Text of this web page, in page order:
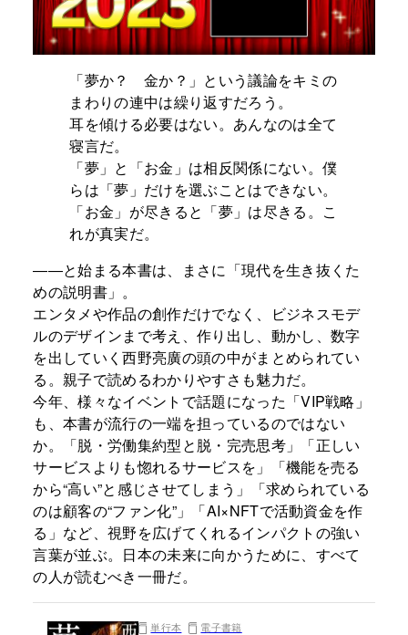
「夢か？ 金か？」という議論をキミの
まわりの連中は繰り返すだろう。
耳を傾ける必要はない。あんなのは全て
寝言だ。
「夢」と「お金」は相反関係にない。僕
らは「夢」だけを選ぶことはできない。
「お金」が尽きると「夢」は尽きる。こ
れが真実だ。
――と始まる本書は、まさに「現代を生き抜くた
めの説明書」。
エンタメや作品の創作だけでなく、ビジネスモデ
ルのデザインまで考え、作り出し、動かし、数字
を出していく西野亮廣の頭の中がまとめられてい
る。親子で読めるわかりやすさも魅力だ。
今年、様々なイベントで話題になった「VIP戦略」
も、本書が流行の一端を担っているのではない
か。「脱・労働集約型と脱・完売思考」「正しい
サービスよりも惚れるサービスを」「機能を売る
から“高い”と感じさせてしまう」「求められている
のは顧客の“ファン化”」「AI×NFTで活動資金を作
る」など、視野を広げてくれるインパクトの強い
言葉が並ぶ。日本の未来に向かうために、すべて
の人が読むべき一冊だ。
単行本 電子書籍